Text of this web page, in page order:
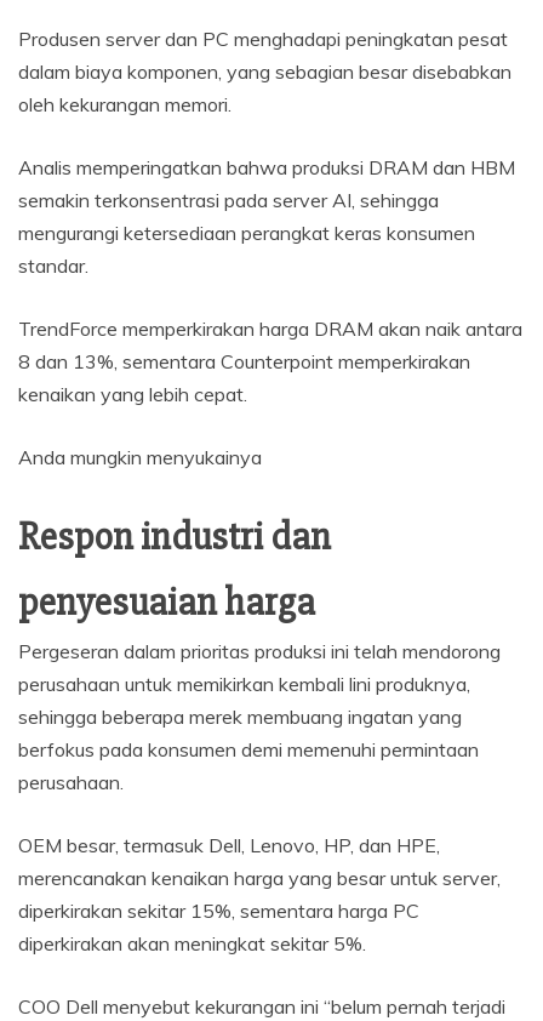
Produsen server dan PC menghadapi peningkatan pesat
dalam biaya komponen, yang sebagian besar disebabkan
oleh kekurangan memori.
Analis memperingatkan bahwa produksi DRAM dan HBM
semakin terkonsentrasi pada server AI, sehingga
mengurangi ketersediaan perangkat keras konsumen
standar.
TrendForce memperkirakan harga DRAM akan naik antara
8 dan 13%, sementara Counterpoint memperkirakan
kenaikan yang lebih cepat.
Anda mungkin menyukainya
Respon industri dan
penyesuaian harga
Pergeseran dalam prioritas produksi ini telah mendorong
perusahaan untuk memikirkan kembali lini produknya,
sehingga beberapa merek membuang ingatan yang
berfokus pada konsumen demi memenuhi permintaan
perusahaan.
OEM besar, termasuk Dell, Lenovo, HP, dan HPE,
merencanakan kenaikan harga yang besar untuk server,
diperkirakan sekitar 15%, sementara harga PC
diperkirakan akan meningkat sekitar 5%.
COO Dell menyebut kekurangan ini “belum pernah terjadi